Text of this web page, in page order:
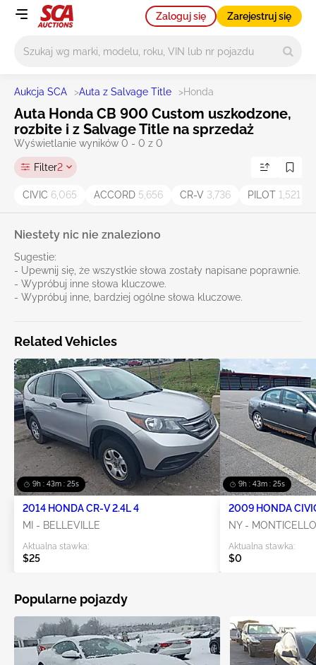
Zaloguj się Zarejestruj się
Aukcja SCA >Auta z Salvage Title >Honda
Auta Honda CB 900 Custom uszkodzone,
rozbite i z Salvage Title na sprzedaż
Wyświetlanie wyników 0 - 0 z 0
Filter2
CIVIC 6,065 ACCORD 5,656 CR-V 3,736 PILOT 1,521
Niestety nic nie znaleziono
Sugestie:
- Upewnij się, że wszystkie słowa zostały napisane poprawnie.
- Wypróbuj inne słowa kluczowe.
- Wypróbuj inne, bardziej ogólne słowa kluczowe.
Related Vehicles
9h : 43m : 25s
2014 HONDA CR-V 2.4L 4
MI - BELLEVILLE
Aktualna stawka:
$25
9h : 43m : 25s
2009 HONDA
NY - MONTICELLO
Aktualna stawka:
$0
Popularne pojazdy